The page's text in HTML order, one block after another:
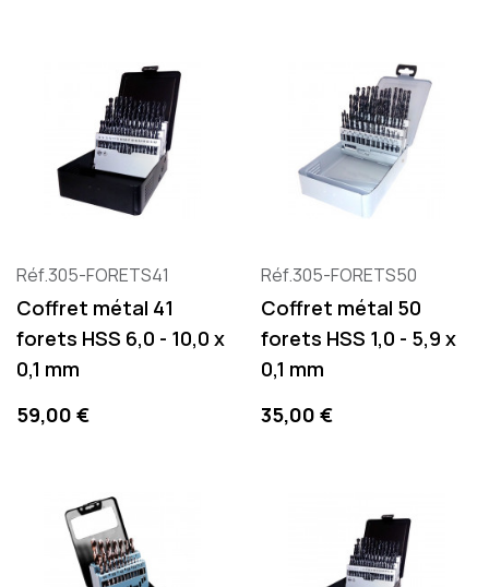
Réf.305-FORETS41
Coffret métal 41
forets HSS 6,0 - 10,0 x
0,1 mm
Preis
59,00 €
Réf.305-FORETS50
Coffret métal 50
forets HSS 1,0 - 5,9 x
0,1 mm
Preis
35,00 €